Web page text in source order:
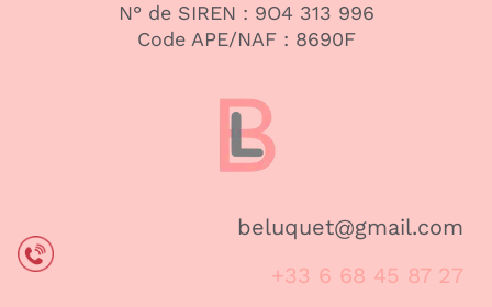
N° de SIREN : 9O4 313 996
Code APE/NAF : 8690F
beluquet@gmail.com
+33 6 68 45 87 27